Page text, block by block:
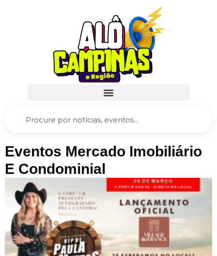
Eventos Mercado Imobiliário
E Condominial